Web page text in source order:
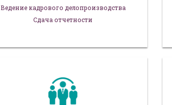
Ведение кадрового делопроизводства
Сдача отчетности